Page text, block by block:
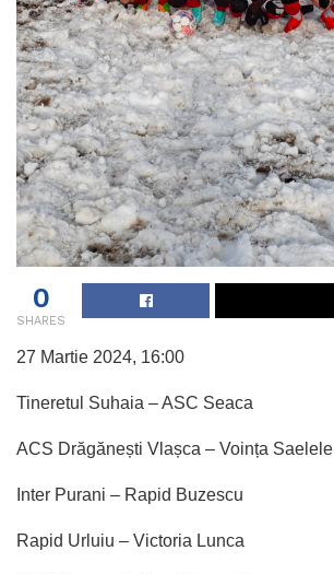
0
SHARES
27 Martie 2024, 16:00
Tineretul Suhaia – ASC Seaca
ACS Drăgănești Vlașca – Voința Saelele
Inter Purani – Rapid Buzescu
Rapid Urluiu – Victoria Lunca